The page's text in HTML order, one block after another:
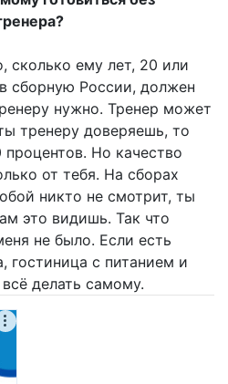
сколько ему лет, 20 или
сборную России, должен
нужно. Тренер может
тренеру доверяешь, то
Но качество
от тебя. На сборах
никто не смотрит, ты
это видишь. Так что
не было. Если есть
гостиница с питанием и
делать самому.